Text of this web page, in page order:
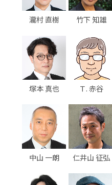
瀧村 直樹 竹下 知雄
塚本 真也 Ｔ. 赤谷
中山 一朗 仁井山 征弘